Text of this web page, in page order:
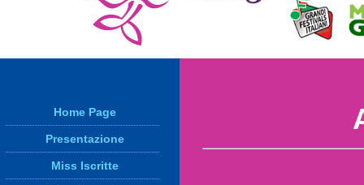
Home Page
Presentazione
Miss Iscritte